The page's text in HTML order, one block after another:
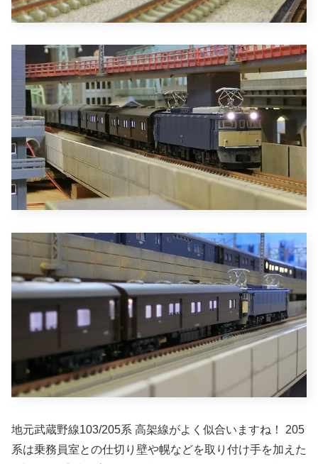
地元武蔵野線103/205系 高架線がよく似合いますね！ 205
系は乗務員室との仕切り壁や幌などを取り付け手を加えた